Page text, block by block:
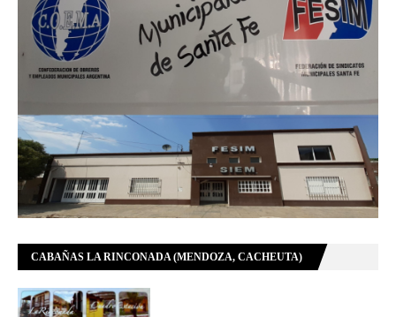
CABAÑAS LA RINCONADA (MENDOZA, CACHEUTA)